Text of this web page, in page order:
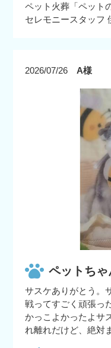
ペット火葬「ペット
セレモニースタッフ
2026/07/26 A様
ペットち
サスケありがとう。
戦ってすごく頑張っ
かっこよかったよサ
れ離れだけど、絶対